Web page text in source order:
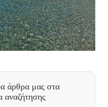
άρθρα μας στα
αναζήτησης